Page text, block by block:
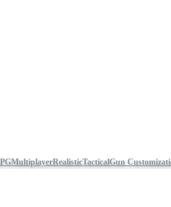
MultiplayerRealisticTacticalGun